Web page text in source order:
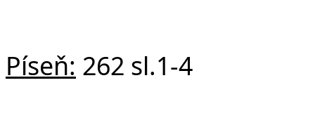
Píseň: 262 sl.1-4